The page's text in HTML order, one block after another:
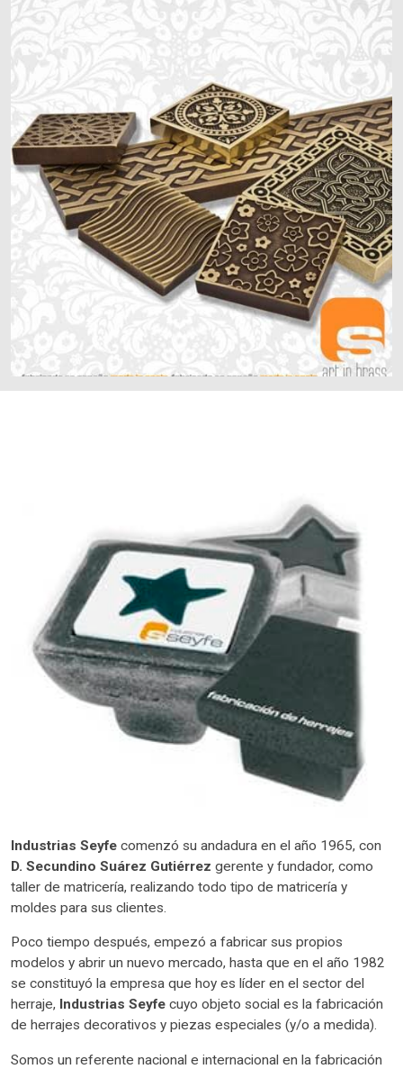
Industrias Seyfe comenzó su andadura en el año 1965, con
D. Secundino Suárez Gutiérrez gerente y fundador, como
taller de matricería, realizando todo tipo de matricería y
moldes para sus clientes.
Poco tiempo después, empezó a fabricar sus propios
modelos y abrir un nuevo mercado, hasta que en el año 1982
se constituyó la empresa que hoy es líder en el sector del
herraje, Industrias Seyfe cuyo objeto social es la fabricación
de herrajes decorativos y piezas especiales (y/o a medida).
Somos un referente nacional e internacional en la fabricación